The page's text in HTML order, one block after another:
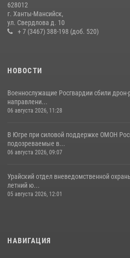
11 июля 2026, 12:26
628012
г. Ханты-Мансийск,
ул. Свердлова д. 10
+ 7 (3467) 388-198 (доб. 520)
НОВОСТИ
Военнослужащие Росгвардии сбили
направлени...
06 августа 2026, 11:28
В Югре при силовой поддержке ОМОН
подозреваемые в...
06 августа 2026, 09:07
Урайский отдел вневедомственной
летний ю...
05 августа 2026, 12:01
НАВИГАЦИЯ